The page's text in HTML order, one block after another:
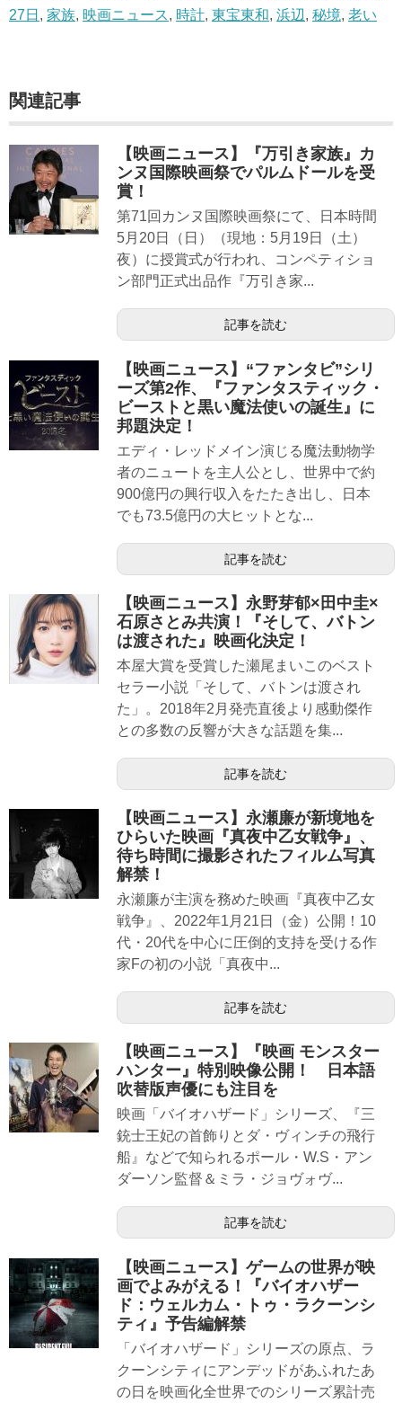
27日 , 家族, 映画ニュース, 時計, 東宝東和, 浜辺 , 秘境, 老い
関連記事
【映画ニュース】『万引き家族』カ
ンヌ国際映画祭でパルムドールを受
賞！
第71回カンヌ国際映画祭にて、日本時間
5月20日（日）（現地：5月19日（土）
夜）に授賞式が行われ、コンペティショ
ン部門正式出品作『万引き家...
記事を読む
【映画ニュース】“ファンタビ”シリ
ーズ第2作、『ファンタスティック・
ビーストと黒い魔法使いの誕生』に
邦題決定！
エディ・レッドメイン演じる魔法動物学
者のニュートを主人公とし、世界中で約
900億円の興行収入をたたき出し、日本
でも73.5億円の大ヒットとな...
記事を読む
【映画ニュース】永野芽郁×田中圭×
石原さとみ共演！『そして、バトン
は渡された』映画化決定！
本屋大賞を受賞した瀬尾まいこのベスト
セラー小説「そして、バトンは渡され
た」。2018年2月発売直後より感動傑作
との多数の反響が大きな話題を集...
記事を読む
【映画ニュース】永瀬廉が新境地を
ひらいた映画『真夜中乙女戦争』、
待ち時間に撮影されたフィルム写真
解禁！
永瀬廉が主演を務めた映画『真夜中乙女
戦争』、2022年1月21日（金）公開！10
代・20代を中心に圧倒的支持を受ける作
家Fの初の小説「真夜中...
記事を読む
【映画ニュース】『映画 モンスター
ハンター』特別映像公開！ 日本語
吹替版声優にも注目を
映画「バイオハザード」シリーズ、『三
銃士王妃の首飾りとダ・ヴィンチの飛行
船』などで知られるポール・W.S・アン
ダーソン監督＆ミラ・ジョヴォヴ...
記事を読む
【映画ニュース】ゲームの世界が映
画でよみがえる！『バイオハザー
ド：ウェルカム・トゥ・ラクーンシ
ティ』予告編解禁
「バイオハザード」シリーズの原点、ラ
クーンシティにアンデッドがあふれたあ
の日を映画化全世界でのシリーズ累計売